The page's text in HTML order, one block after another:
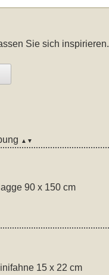
Sie sich inspirieren.
▲▼
90 x 150 cm
15 x 22 cm